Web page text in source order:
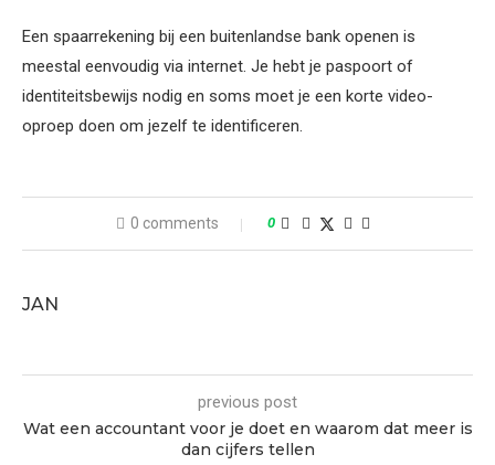
Een spaarrekening bij een buitenlandse bank openen is
meestal eenvoudig via internet. Je hebt je paspoort of
identiteitsbewijs nodig en soms moet je een korte video-
oproep doen om jezelf te identificeren.
0 comments 0
JAN
previous post
Wat een accountant voor je doet en waarom dat meer is
dan cijfers tellen